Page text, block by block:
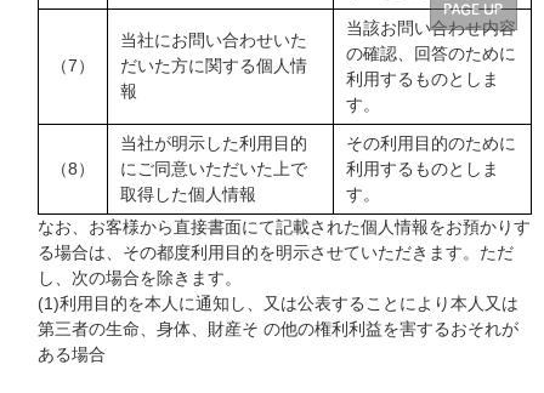
（7）
当社にお問い合わせいた
だいた方に関する個人情
報
当該お問い合わせ内容
の確認、回答のために
利用するものとしま
す。
（8）
当社が明示した利用目的
にご同意いただいた上で
取得した個人情報
その利用目的のために
利用するものとしま
す。
なお、お客様から直接書面にて記載された個人情報をお預かりす
る場合は、その都度利用目的を明示させていただきます。ただ
し、次の場合を除きます。
(1)利用目的を本人に通知し、又は公表することにより本人又は
第三者の生命、身体、財産そ の他の権利利益を害するおそれが
ある場合